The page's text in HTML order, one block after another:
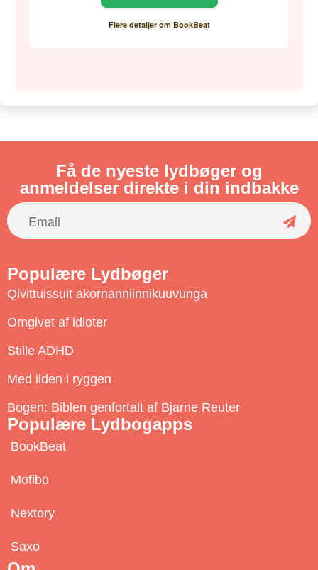
Flere detaljer om BookBeat
Få de nyeste lydbøger og
anmeldelser direkte i din indbakke
S
Populære Lydbøger
Qivittuissuit akornanniinnikuuvunga
Omgivet af idioter
Stille ADHD
Med ilden i ryggen
Bogen: Biblen genfortalt af Bjarne Reuter
Populære Lydbogapps
BookBeat
Mofibo
Nextory
Saxo